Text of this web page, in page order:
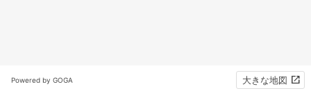
Powered by GOGA 大きな地図